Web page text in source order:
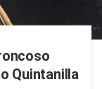
Quintanilla